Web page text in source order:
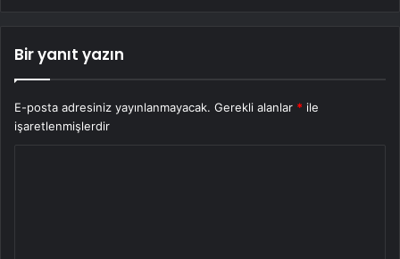
Bir yanıt yazın
E-posta adresiniz yayınlanmayacak. Gerekli alanlar * ile
işaretlenmişlerdir